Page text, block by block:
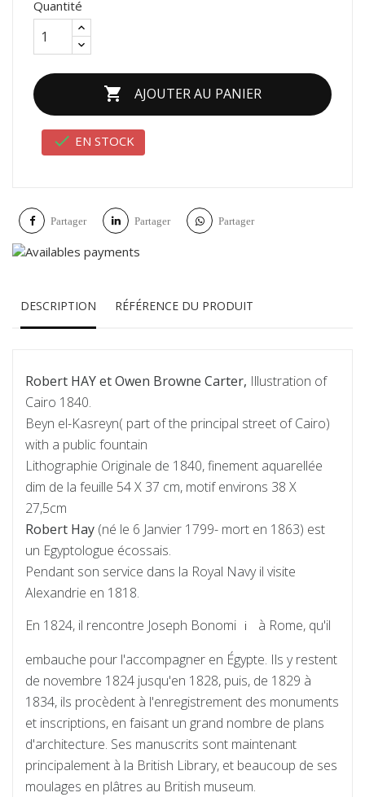
Quantité
 AJOUTER AU PANIER
 EN STOCK
Partager Partager Partager
DESCRIPTION RÉFÉRENCE DU PRODUIT
Robert HAY et Owen Browne Carter, Illustration of
Cairo 1840.
Beyn el-Kasreyn( part of the principal street of Cairo)
with a public fountain
Lithographie Originale de 1840, finement aquarellée
dim de la feuille 54 X 37 cm, motif environs 38 X
27,5cm
Robert Hay (né le 6 Janvier 1799- mort en 1863) est
un Egyptologue écossais.
Pendant son service dans la Royal Navy il visite
Alexandrie en 1818.
En 1824, il rencontre Joseph Bonomi i
à Rome, qu'il
embauche pour l'accompagner en Égypte. Ils y restent
de novembre 1824 jusqu'en 1828, puis, de 1829 à
1834, ils procèdent à l'enregistrement des monuments
et inscriptions, en faisant un grand nombre de plans
d'architecture. Ses manuscrits sont maintenant
principalement à la British Library, et beaucoup de ses
moulages en plâtres au British museum.